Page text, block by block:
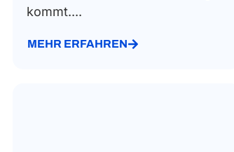
kommt....
MEHR ERFAHREN